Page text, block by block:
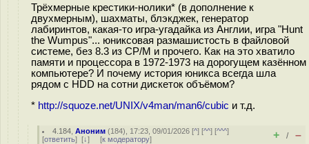
Трёхмерные крестики-нолики* (в дополнение к
двухмерным), шахматы, блэкджек, генератор
лабиринтов, какая-то игра-угадайка из Англии, игра "Hunt
the Wumpus"... юниксовая размашистость в файловой
системе, без 8.3 из CP/M и прочего. Как на это хватило
памяти и процессора в 1972-1973 на дорогущем казённом
компьютере? И почему история юникса всегда шла
рядом с HDD на сотни дискеток объёмом?
* http://squoze.net/UNIX/v4man/man6/cubic и т.д.
4.184 ,Аноним (184), 17:23, 09/01/2026 [^] [^^] [^^^]
[ответить] [↓] [к модератору] + / –